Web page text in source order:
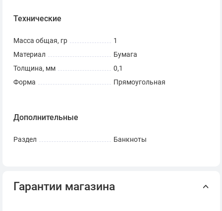
Технические
Масса общая, гр
1
Материал
Бумага
Толщина, мм
0,1
Форма
Прямоугольная
Дополнительные
Раздел Банкноты
Гарантии магазина